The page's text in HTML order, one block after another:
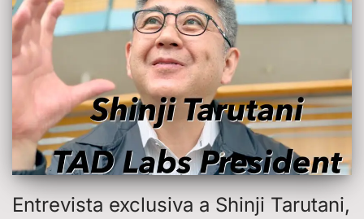
Entrevista exclusiva a Shinji Tarutani,